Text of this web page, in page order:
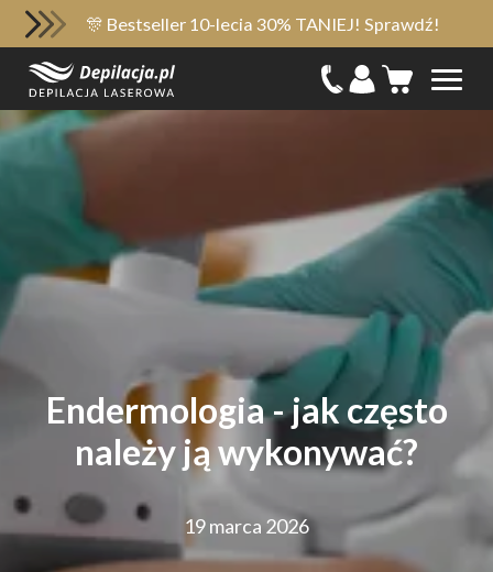
🎊 Bestseller 10-lecia 30% TANIEJ! Sprawdź!
Endermologia - jak często
należy ją wykonywać?
19 marca 2026